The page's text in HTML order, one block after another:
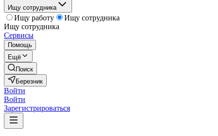
Ищу сотрудника
Ищу работу
Ищу сотрудника
Ищу сотрудника
Сервисы
Помощь
Ещё
Поиск
Березник
Войти
Войти
Зарегистрироваться